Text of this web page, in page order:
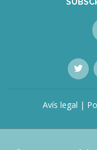
Avís legal |